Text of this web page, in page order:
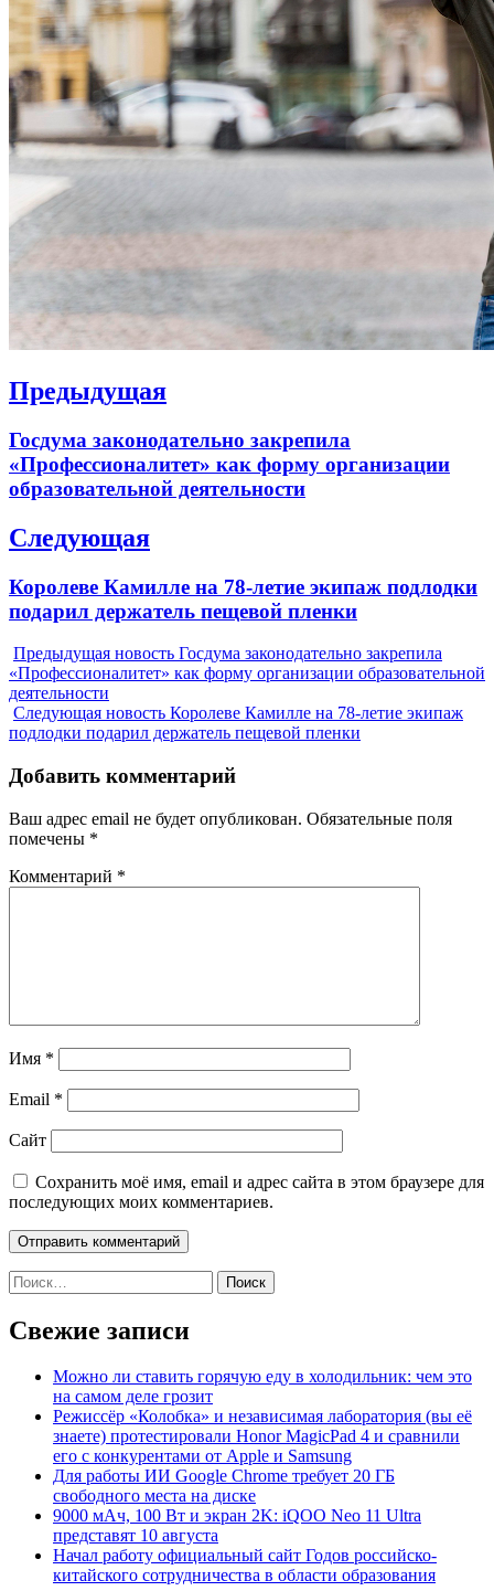
Навигация
записям
Предыдущая
Previous
post:
Госдума законодательно закрепила
«Профессионалитет» как форму организации
образовательной деятельности
Следующая
Next
post:
Королеве Камилле на 78-летие экипаж подлодки
подарил держатель пещевой пленки
Предыдущая новость Госдума законодательно закрепила
«Профессионалитет» как форму организации образовательной
деятельности
Следующая новость Королеве Камилле на 78-летие экипаж
подлодки подарил держатель пещевой пленки
Добавить комментарий
Ваш адрес email не будет опубликован. Обязательные поля
помечены *
Комментарий *
Имя *
Email *
Сайт
Сохранить моё имя, email и адрес сайта в этом браузере для
последующих моих комментариев.
Найти:
Свежие записи
Можно ли ставить горячую еду в холодильник: чем это
на самом деле грозит
Режиссёр «Колобка» и независимая лаборатория (вы её
знаете) протестировали Honor MagicPad 4 и сравнили
его с конкурентами от Apple и Samsung
Для работы ИИ Google Chrome требует 20 ГБ
свободного места на диске
9000 мАч, 100 Вт и экран 2K: iQOO Neo 11 Ultra
представят 10 августа
Начал работу официальный сайт Годов российско-
китайского сотрудничества в области образования